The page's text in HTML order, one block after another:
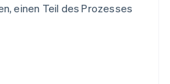
einen Teil des Prozesses